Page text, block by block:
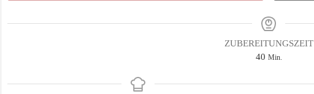
ZUBEREITUNGSZEIT
40Minuten
Min.